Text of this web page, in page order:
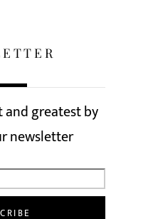
and greatest by
newsletter